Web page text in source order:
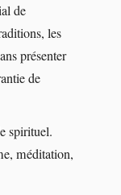
de
les
présenter
de
spirituel.
méditation,